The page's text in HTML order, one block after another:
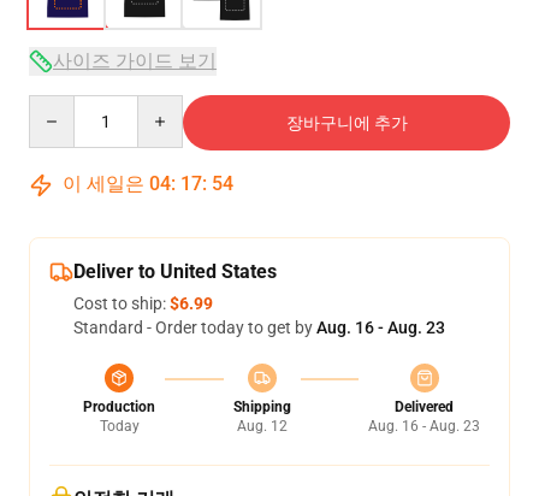
사이즈 가이드 보기
장바구니에 추가
이 세일은 04: 17: 53
Deliver to United States
Cost to ship:$6.99
Standard - Order today to get byAug. 16 - Aug. 23
Production
Today
Shipping
Aug. 12
Delivered
Aug. 16 - Aug. 23